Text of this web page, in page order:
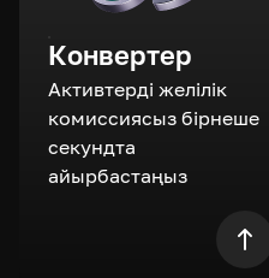
Конвертер
Активтерді желілік
комиссиясыз бірнеше
секундта
айырбастаңыз